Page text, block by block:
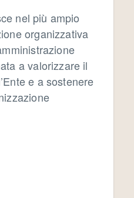
nel più ampio
organizzativa
a valorizzare il
e a sostenere